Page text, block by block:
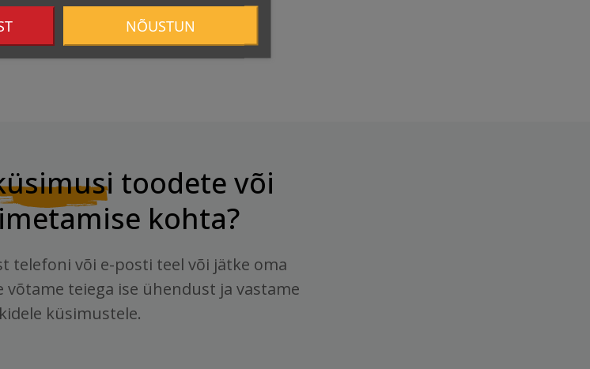
toodete või
kohta?
telefoni või e-posti teel või jätke oma
teiega ise ühendust ja vastame
küsimustele.
NÕUSTUN